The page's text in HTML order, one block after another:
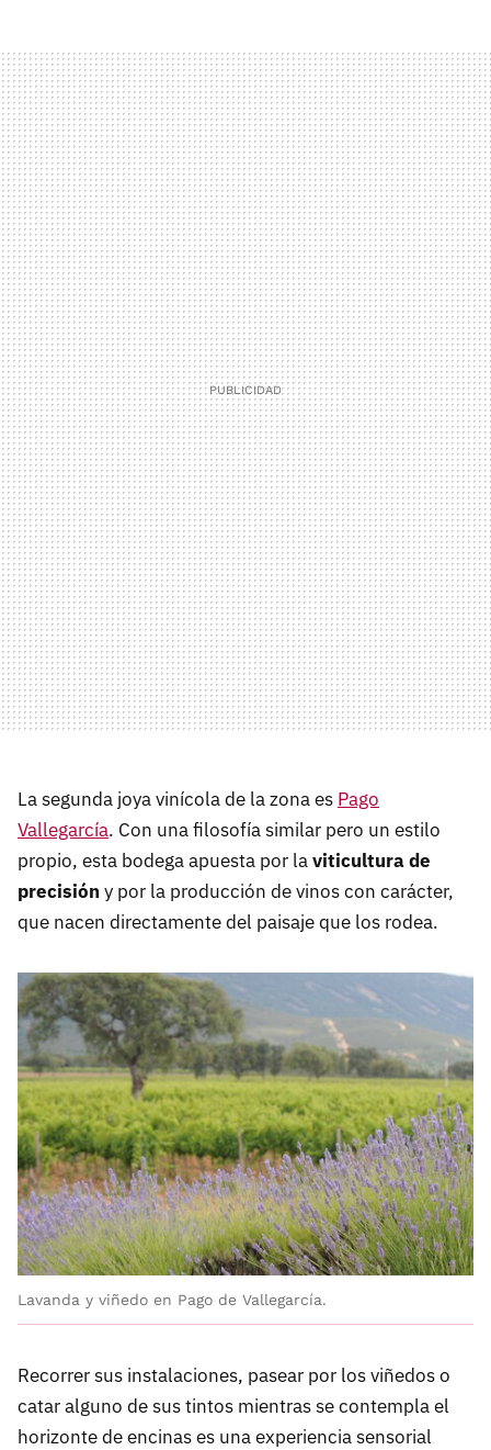
La segunda joya vinícola de la zona es Pago
Vallegarcía. Con una filosofía similar pero un estilo
propio, esta bodega apuesta por laviticultura de
precisión y por la producción de vinos con carácter,
que nacen directamente del paisaje que los rodea.
Lavanda y viñedo en Pago de Vallegarcía.
Recorrer sus instalaciones, pasear por los viñedos o
catar alguno de sus tintos mientras se contempla el
horizonte de encinas es una experiencia sensorial